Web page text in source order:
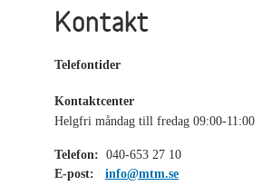
Kontakt
Telefontider
Kontaktcenter
Helgfri måndag till fredag 09:00-11:00
Telefon: 040-653 27 10
E-post:
info@mtm.se